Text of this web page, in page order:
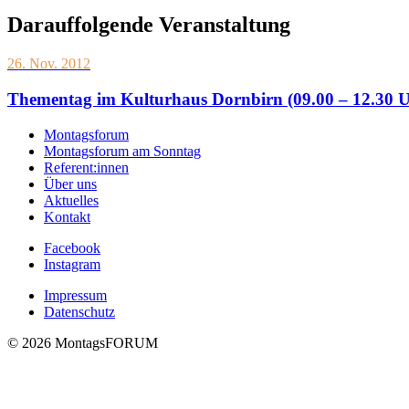
Darauffolgende Veranstaltung
26. Nov. 2012
Thementag im Kulturhaus Dornbirn (09.00 – 12.30
Montagsforum
Montagsforum am Sonntag
Referent:innen
Über uns
Aktuelles
Kontakt
Facebook
Instagram
Impressum
Datenschutz
© 2026 MontagsFORUM